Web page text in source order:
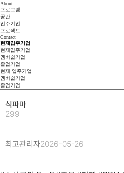
About
프로그램
공간
입주기업
프로젝트
Contact
현재입주기업
현재입주기업
멤버쉽기업
졸업기업
현재 입주기업
멤버쉽기업
졸업기업
식파마
299
최고관리자2026-05-26